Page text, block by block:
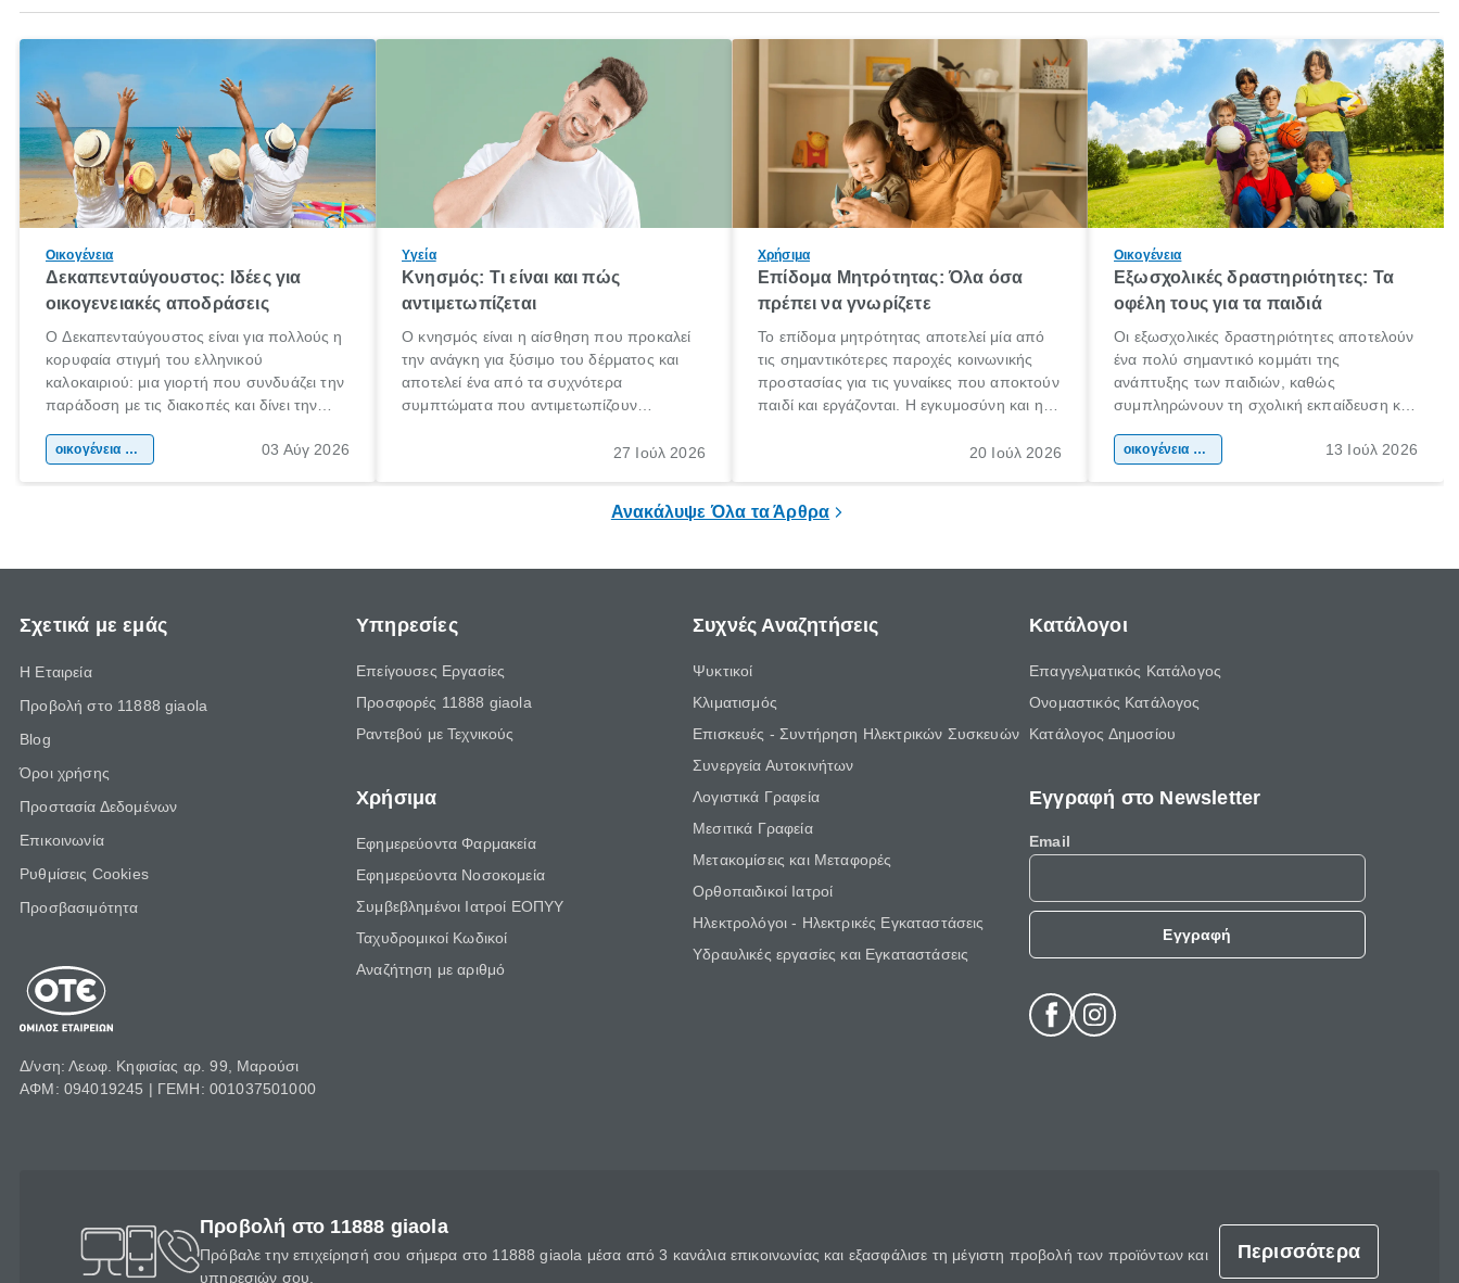
Οικογένεια
Δεκαπενταύγουστος: Ιδέες για
οικογενειακές αποδράσεις
Ο Δεκαπενταύγουστος είναι για πολλούς η
κορυφαία στιγμή του ελληνικού
καλοκαιριού: μια γιορτή που συνδυάζει την
παράδοση με τις διακοπές και δίνει την
χώρας. Είτε πρόκειται για λίγες μέρες
οικογένεια & παιδί 03 Αύγ 2026
Υγεία
Κνησμός: Τι είναι και πώς
αντιμετωπίζεται
Ο κνησμός είναι η αίσθηση που προκαλεί
την ανάγκη για ξύσιμο του δέρματος και
αποτελεί ένα από τα συχνότερα
συμπτώματα που αντιμετωπίζουν
πληροφορίες για το «κνησμός τι είναι»,
27 Ιούλ 2026
Χρήσιμα
Επίδομα Μητρότητας: Όλα όσα
πρέπει να γνωρίζετε
Το επίδομα μητρότητας αποτελεί μία από
τις σημαντικότερες παροχές κοινωνικής
προστασίας για τις γυναίκες που αποκτούν
παιδί και εργάζονται. Η εγκυμοσύνη και η
σημαντική περίοδος στη ζωή κάθε20 Ιούλ 2026
Οικογένεια
Εξωσχολικές δραστηριότητες: Τα
οφέλη τους για τα παιδιά
Οι εξωσχολικές δραστηριότητες αποτελούν
ένα πολύ σημαντικό κομμάτι της
ανάπτυξης των παιδιών, καθώς
συμπληρώνουν τη σχολική εκπαίδευση και
της προσωπικότητας, της κοινωνικότητας
οικογένεια & παιδί 13 Ιούλ 2026
Ανακάλυψε Όλα τα Άρθρα
Σχετικά με εμάς
Η Εταιρεία
Προβολή στο 11888 giaola
Blog
Όροι χρήσης
Προστασία Δεδομένων
Επικοινωνία
Ρυθμίσεις Cookies
Προσβασιμότητα
Δ/νση: Λεωφ. Κηφισίας αρ. 99, Μαρούσι
ΑΦΜ: 094019245 | ΓΕΜΗ: 001037501000
Υπηρεσίες
Επείγουσες Εργασίες
Προσφορές 11888 giaola
Ραντεβού με Τεχνικούς
Χρήσιμα
Εφημερεύοντα Φαρμακεία
Εφημερεύοντα Νοσοκομεία
Συμβεβλημένοι Ιατροί ΕΟΠΥΥ
Ταχυδρομικοί Κωδικοί
Αναζήτηση με αριθμό
Συχνές Αναζητήσεις
Ψυκτικοί
Κλιματισμός
Επισκευές - Συντήρηση Ηλεκτρικών Συσκευών
Συνεργεία Αυτοκινήτων
Λογιστικά Γραφεία
Μεσιτικά Γραφεία
Μετακομίσεις και Μεταφορές
Ορθοπαιδικοί Ιατροί
Ηλεκτρολόγοι - Ηλεκτρικές Εγκαταστάσεις
Υδραυλικές εργασίες και Εγκαταστάσεις
Κατάλογοι
Επαγγελματικός Κατάλογος
Ονομαστικός Κατάλογος
Κατάλογος Δημοσίου
Εγγραφή στο Newsletter
Email
Εγγραφή
Προβολή στο 11888 giaola
Πρόβαλε την επιχείρησή σου σήμερα στο 11888 giaola μέσα από 3 κανάλια επικοινωνίας και εξασφάλισε τη μέγιστη προβολή των προϊόντων και
υπηρεσιών σου.
Περισσότερα